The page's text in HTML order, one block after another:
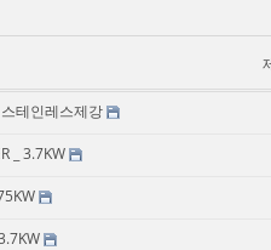
테인레스제강
_ 3.7KW